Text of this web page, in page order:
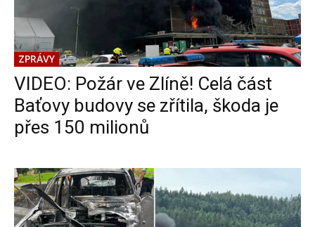
ZPRÁVY
VIDEO: Požár ve Zlíně! Celá část
Baťovy budovy se zřítila, škoda je
přes 150 milionů